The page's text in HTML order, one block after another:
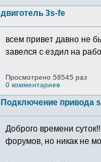
двиготель 3s-fe
всем привет давно не
завелся с ездил на
Просмотрено 58545 раз
0 комментариев
Подключение привода
Доброго времени
форумов, но никак не